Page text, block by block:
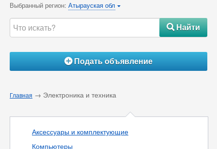
Выбранный регион: Атырауская обл {
#Найти
ÁПодать объявление
Главная → Электроника и техника
Аксессуары и комплектующие
Компьютеры